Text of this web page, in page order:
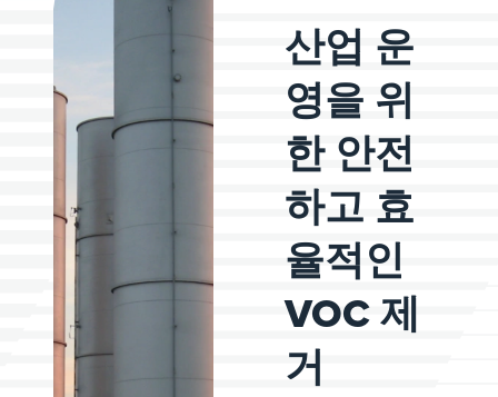
산업 운
영을 위
한 안전
하고 효
율적인
VOC 제
거